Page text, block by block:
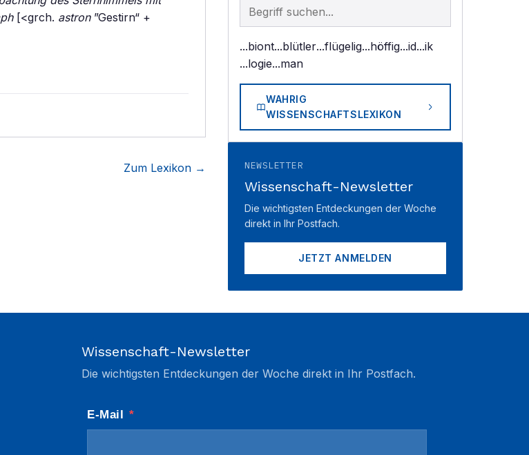
[<grch. astron”Gestirn“ +
Zum Lexikon →
Begriff im Lexikon suchen
...biont...blütler...flügelig...höffig...id...ik
...logie...man
WAHRIG
WISSENSCHAFTSLEXIKON
NEWSLETTER
Wissenschaft-Newsletter
Die wichtigsten Entdeckungen der Woche
direkt in Ihr Postfach.
JETZT ANMELDEN
Wissenschaft-Newsletter
Die wichtigsten Entdeckungen der Woche direkt in Ihr Postfach.